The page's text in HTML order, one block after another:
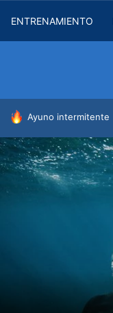
ENTRENAMIENTO
HOY SE HABLA DE
Ayuno intermitente